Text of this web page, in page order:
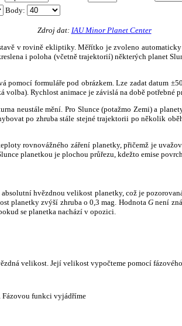
Body:
Zdroj dat: IAU Minor Planet Center
v rovině ekliptiky. Měřítko je zvoleno
i poloha (včetně trajektorií) některých planet
formuláře pod obrázkem. Lze zadat datum
Rychlost animace je závislá na době potřebné
neustále mění. Pro Slunce (potažmo Zemi) a
po zhruba stále stejné trajektorii po několik
rovnovážného záření planetky, přičemž je
planetkou je plochou průřezu, kdežto emise
hvězdnou velikost planetky, což je
planetky zvýší zhruba o 0,3 mag. HodnotaG není
se planetka nachází v opozici.
velikost. Její velikost vypočteme pomocí
Fázovou funkci vyjádříme